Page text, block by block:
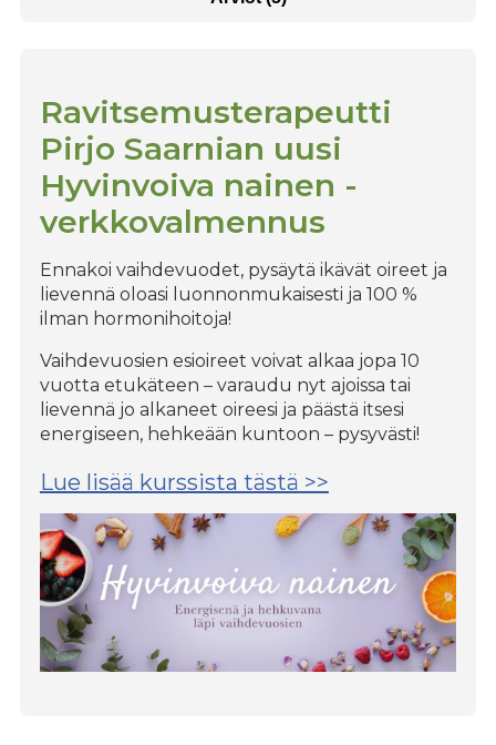
Ravitsemusterapeutti
Pirjo Saarnian uusi
Hyvinvoiva nainen -
verkkovalmennus
Ennakoi vaihdevuodet, pysäytä ikävät oireet ja
lievennä oloasi luonnonmukaisesti ja 100 %
ilman hormonihoitoja!
Vaihdevuosien esioireet voivat alkaa jopa 10
vuotta etukäteen – varaudu nyt ajoissa tai
lievennä jo alkaneet oireesi ja päästä itsesi
energiseen, hehkeään kuntoon – pysyvästi!
Lue lisää kurssista tästä >>